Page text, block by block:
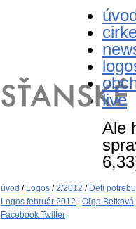
live
Ale
úvod / Logos /2/2012 / Deti
Logos február 2012
Oľga Betková
Facebook Twitter